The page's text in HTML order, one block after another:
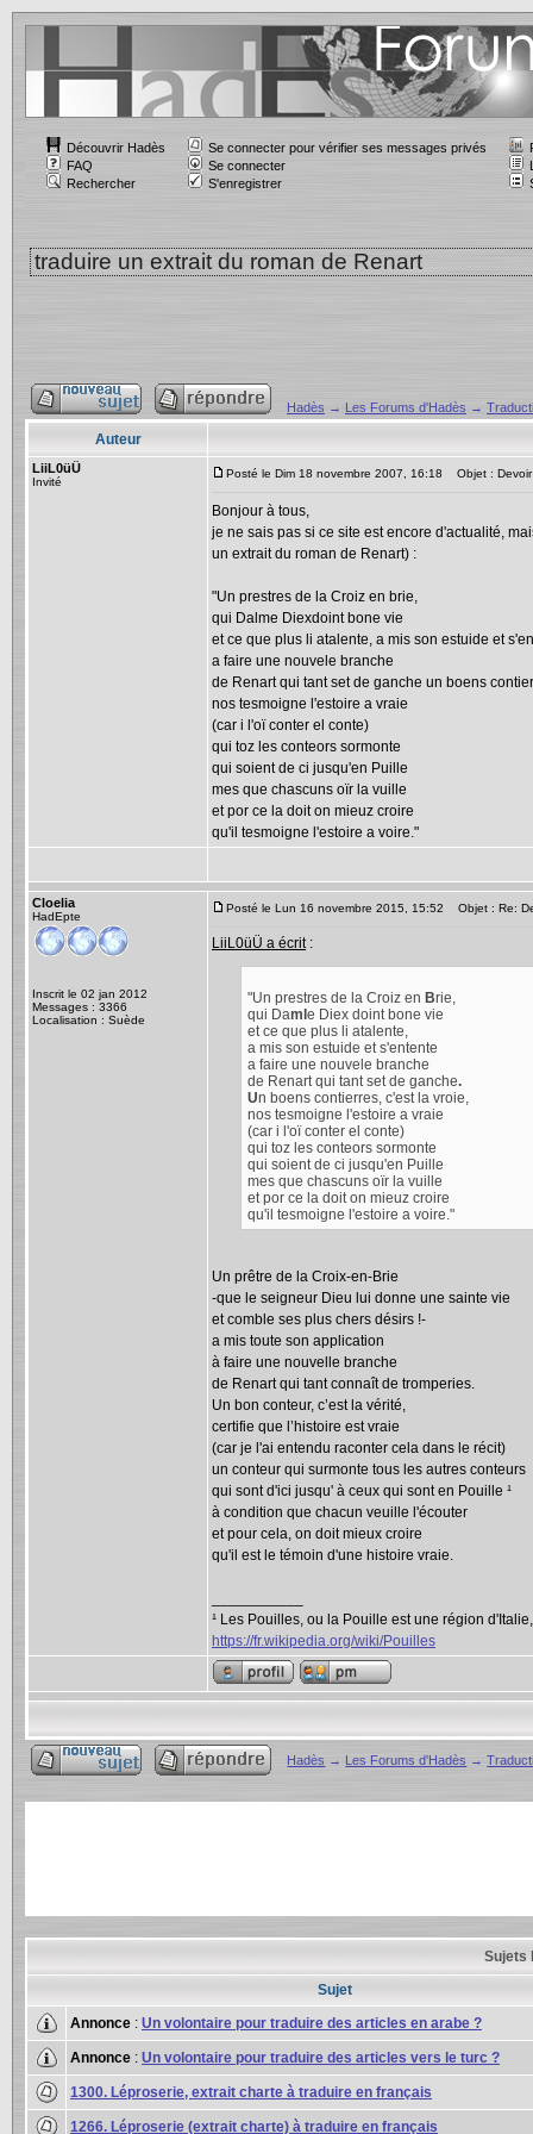
Découvrir Hadès
FAQ
Rechercher
Se connecter pour vérifier ses messages privés
Se connecter
S'enregistrer
traduire un extrait du roman de Renart
Hadès → Les Forums d'Hadès →
Auteur
LiiL0üÜ
Invité
Posté le Dim 18 novembre 2007, 16:18 Objet :
Bonjour à tous,
je ne sais pas si ce site est encore d'actualité,
un extrait du roman de Renart) :
"Un prestres de la Croiz en brie,
qui Dalme Diexdoint bone vie
et ce que plus li atalente, a mis son estuide et
a faire une nouvele branche
de Renart qui tant set de ganche un boens
nos tesmoigne l'estoire a vraie
(car i l'oï conter el conte)
qui toz les conteors sormonte
qui soient de ci jusqu'en Puille
mes que chascuns oïr la vuille
et por ce la doit on mieuz croire
qu'il tesmoigne l'estoire a voire."
Cloelia
HadEpte
Inscrit le 02 jan 2012
Messages : 3366
Localisation : Suède
Posté le Lun 16 novembre 2015, 15:52 Objet : Re:
LiiL0üÜ a écrit:
"Un prestres de la Croiz en Brie,
qui Daml e Diex doint bone vie
et ce que plus li atalente,
a mis son estuide et s'entente
a faire une nouvele branche
de Renart qui tant set de ganche.
Un boens contierres, c'est la vroie,
nos tesmoigne l'estoire a vraie
(car i l'oï conter el conte)
qui toz les conteors sormonte
qui soient de ci jusqu'en Puille
mes que chascuns oïr la vuille
et por ce la doit on mieuz croire
qu'il tesmoigne l'estoire a voire."
Un prêtre de la Croix-en-Brie
-que le seigneur Dieu lui donne une sainte vie
et comble ses plus chers désirs !-
a mis toute son application
à faire une nouvelle branche
de Renart qui tant connaît de tromperies.
Un bon conteur, c’est la vérité,
certifie que l’histoire est vraie
(car je l'ai entendu raconter cela dans le récit)
un conteur qui surmonte tous les autres conteurs
qui sont d'ici jusqu' à ceux qui sont en Pouille ¹
à condition que chacun veuille l'écouter
et pour cela, on doit mieux croire
qu'il est le témoin d'une histoire vraie.
¹ Les Pouilles, ou la Pouille est une région
https://fr.wikipedia.org/wiki/Pouilles
Hadès → Les Forums d'Hadès →
Sujets
Sujet
Annonce : Un volontaire pour traduire des articles en arabe ?
Annonce : Un volontaire pour traduire des articles vers le turc ?
1300. Léproserie, extrait charte à traduire en français
1266. Léproserie (extrait charte) à traduire en français